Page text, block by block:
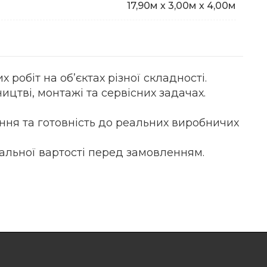
17,90м х 3,00м х 4,00м
на об’єктах різної складності.
монтажі та сервісних задачах.
та готовність до реальних виробничих
вартості перед замовленням.